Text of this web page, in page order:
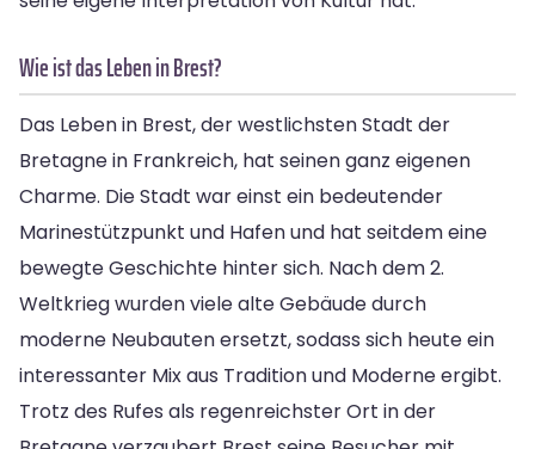
Wie ist das Leben in Brest?
Das Leben in Brest, der westlichsten Stadt der
Bretagne in Frankreich, hat seinen ganz eigenen
Charme. Die Stadt war einst ein bedeutender
Marinestützpunkt und Hafen und hat seitdem eine
bewegte Geschichte hinter sich. Nach dem 2.
Weltkrieg wurden viele alte Gebäude durch
moderne Neubauten ersetzt, sodass sich heute ein
interessanter Mix aus Tradition und Moderne ergibt.
Trotz des Rufes als regenreichster Ort in der